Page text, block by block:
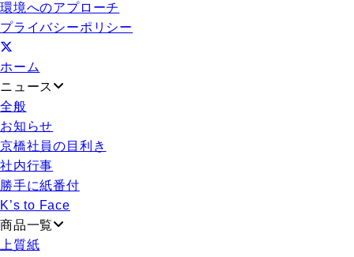
環境へのアプローチ
プライバシーポリシー
ホーム
ニュース
全般
お知らせ
京橋社員の目利き
社内行事
勝手に紙番付
K’s to Face
商品一覧
上質紙